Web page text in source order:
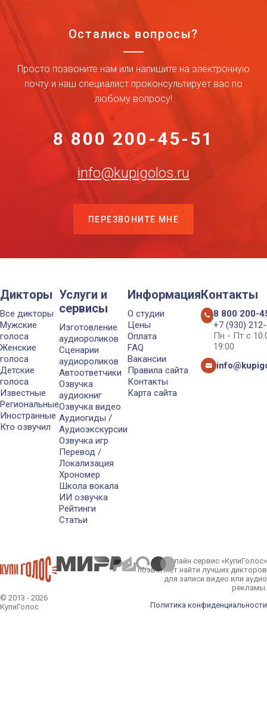
Остались вопросы?
Просто позвоните нам или напишите на электронную
почту и наш специалист проконсультирует вас по
любому вопросу!
8 800 200-45-51
info@kupigolos.ru
ПЕРЕЗВОНИТЕ МНЕ
Дикторы
Все дикторы
Мужские
голоса
Женские
голоса
Детские
голоса
Известные
Региональные
Иностранные
Кто озвучил
Услуги и
сервисы
Изготовление
аудиороликов
Сценарии
аудиороликов
Автоответчики
Озвучка
аудиокниг
Озвучка видео
Аудиогиды /
Аудиоэкскурсии
Озвучка игр
Перевод /
Локализация
Хрономер
Школа вокала
ИИ озвучка
Рейтинги
Статьи
Информация
О студии
Цены
Оплата
FAQ
Вакансии
Правила сайта
Контакты
Карта сайта
Контакты
8 800 200-
+7 (930)
Пн - Пт с
19:00
© 2013 - 2026
КупиГолос
Онлайн сервис «КупиГолос»
позволяет найти лучших дикторов
для записи видео или аудио
рекламы.
Политика конфиденциальности